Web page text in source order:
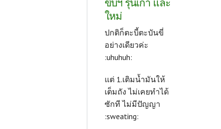
ขับฯ รุ่นเก่า และ
ใหม่
ปกติก็ตะบี้ตะบันขี่
อย่างเดียวค่ะ
:uhuhuh:
แต่ 1.เติมน้ำมันให้
เต็มถัง ไม่เคยทำได้
ซักที ไม่มีปัญญา
:sweating: